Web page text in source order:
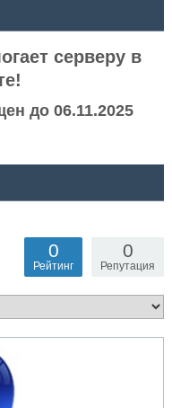
серверу в
до 06.11.2025
0
Репутация
0
Рейтинг